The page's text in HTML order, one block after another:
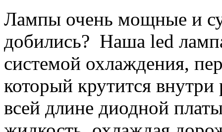
Лампы очень мощные и
добились? Наша led
системой охлаждения,
который крутится внутри
всей длине диодной